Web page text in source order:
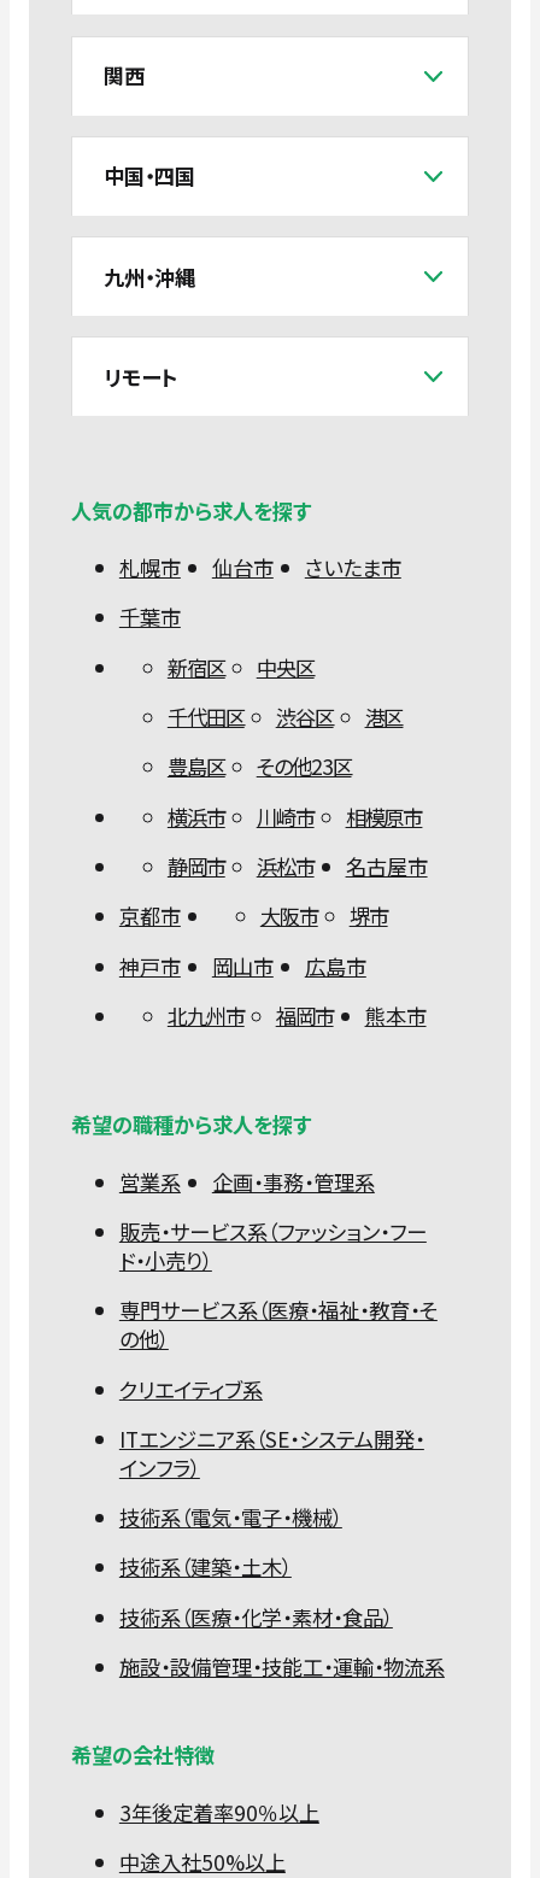
関西
中国・四国
九州・沖縄
リモート
人気の都市から求人を探す
札幌市
仙台市
さいたま市
千葉市
新宿区
中央区
千代田区
渋谷区
港区
豊島区
その他23区
横浜市
川崎市
相模原市
静岡市
浜松市
名古屋市
京都市
大阪市
堺市
神戸市
岡山市
広島市
北九州市
福岡市 熊本市
希望の職種から求人を探す
営業系
企画・事務・管理系
販売・サービス系（ファッション・フー
ド・小売り）
専門サービス系（医療・福祉・教育・そ
の他）
クリエイティブ系
ITエンジニア系（SE・システム開発・
インフラ）
技術系（電気・電子・機械）
技術系（建築・土木）
技術系（医療・化学・素材・食品）
施設・設備管理・技能工・運輸・物流系
希望の会社特徴
3年後定着率90％以上
中途入社50%以上